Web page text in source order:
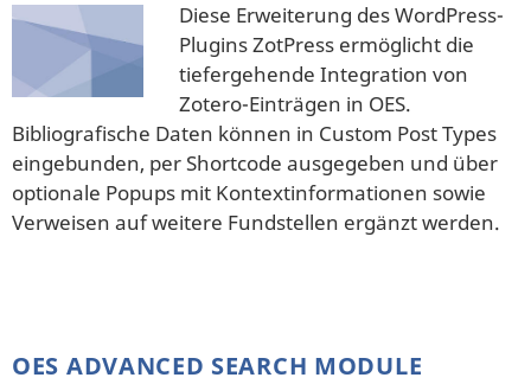
Diese Erweiterung des WordPress-
Plugins ZotPress ermöglicht die
tiefergehende Integration von
Zotero-Einträgen in OES.
Bibliografische Daten können in Custom Post Types
eingebunden, per Shortcode ausgegeben und über
optionale Popups mit Kontextinformationen sowie
Verweisen auf weitere Fundstellen ergänzt werden.
OES ADVANCED SEARCH MODULE